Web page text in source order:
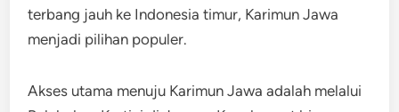
terbang jauh ke Indonesia timur, Karimun Jawa
menjadi pilihan populer.
Akses utama menuju Karimun Jawa adalah melalui